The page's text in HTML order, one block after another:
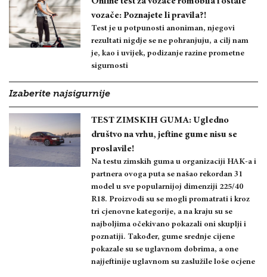
vozače: Poznajete li pravila?!
Test je u potpunosti anoniman, njegovi
rezultati nigdje se ne pohranjuju, a cilj nam
je, kao i uvijek, podizanje razine prometne
sigurnosti
Izaberite najsigurnije
TEST ZIMSKIH GUMA: Ugledno
društvo na vrhu, jeftine gume nisu se
proslavile!
Na testu zimskih guma u organizaciji HAK-a i
partnera ovoga puta se našao rekordan 31
model u sve popularnijoj dimenziji 225/40
R18. Proizvodi su se mogli promatrati i kroz
tri cjenovne kategorije, a na kraju su se
najboljima očekivano pokazali oni skuplji i
poznatiji. Također, gume srednje cijene
pokazale su se uglavnom dobrima, a one
najjeftinije uglavnom su zaslužile loše ocjene